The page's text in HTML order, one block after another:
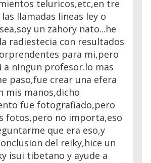
teluricos,etc,en tre
llamadas lineas ley o
un zahory nato...he
radiestecia con resultados
para mi,pero
a ningun profesor.lo mas
paso,fue crear una efera
mis manos,dicho
fue fotografiado,pero
fotos,pero no importa,eso
que era eso,y
del reiky,hice un
isui tibetano y ayude a